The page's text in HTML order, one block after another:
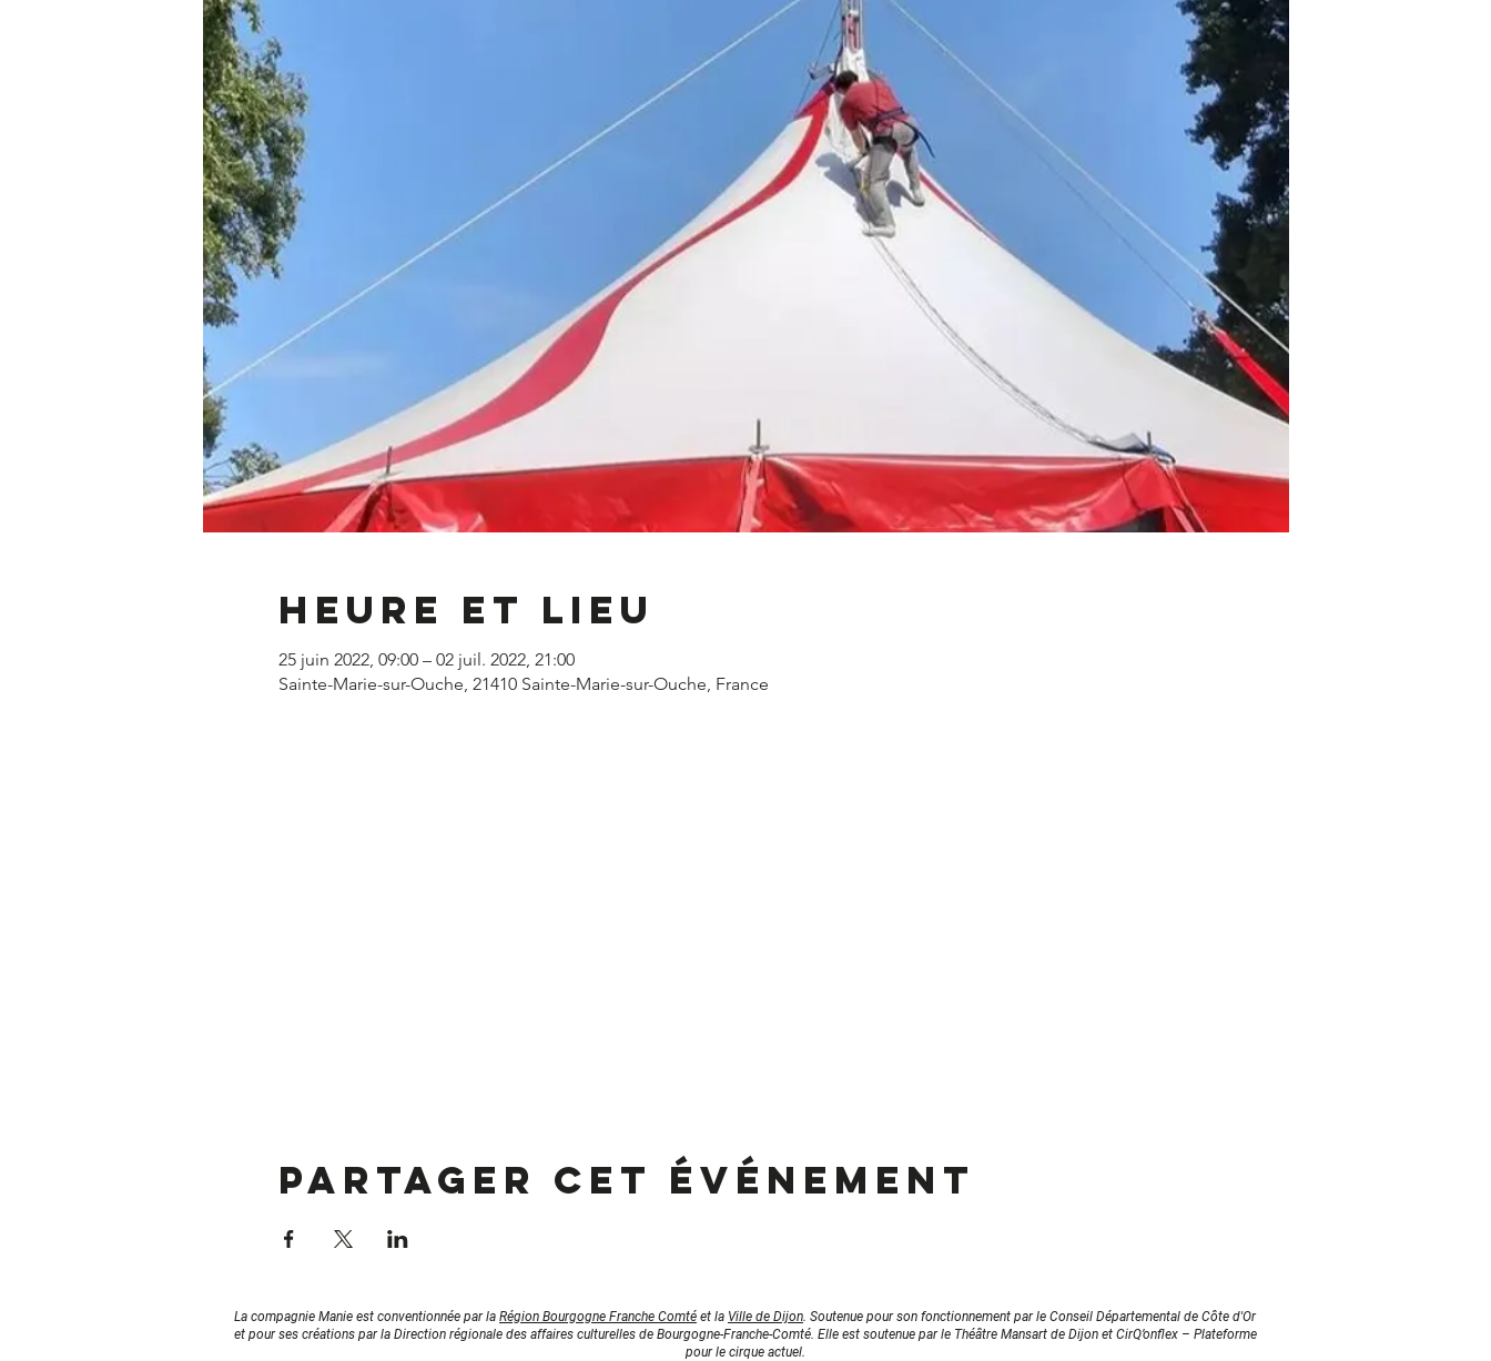
Heure et lieu
25 juin 2022, 09:00 – 02 juil. 2022, 21:00
Sainte-Marie-sur-Ouche, 21410 Sainte-Marie-sur-Ouche, France
Partager cet événement
La compagnie Manie est conventionnée par la Région Bourgogne Franche Comté et la Ville de Dijon. Soutenue pour son fonctionnement par le Conseil Départemental de Côte d'Or
et pour ses créations par la Direction régionale des affaires culturelles de Bourgogne-Franche-Comté. Elle est soutenue par le Théâtre Mansart de Dijon et CirQ’onflex – Plateforme
pour le cirque actuel.